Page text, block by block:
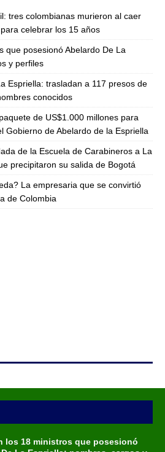
tres colombianas murieron al caer
celebrar los 15 años
que posesionó Abelardo De La
y perfiles
Espriella: trasladan a 117 presos de
conocidos
de US$1.000 millones para
Gobierno de Abelardo de la Espriella
de la Escuela de Carabineros a La
precipitaron su salida de Bogotá
La empresaria que se convirtió
de Colombia
los 18 ministros que posesionó